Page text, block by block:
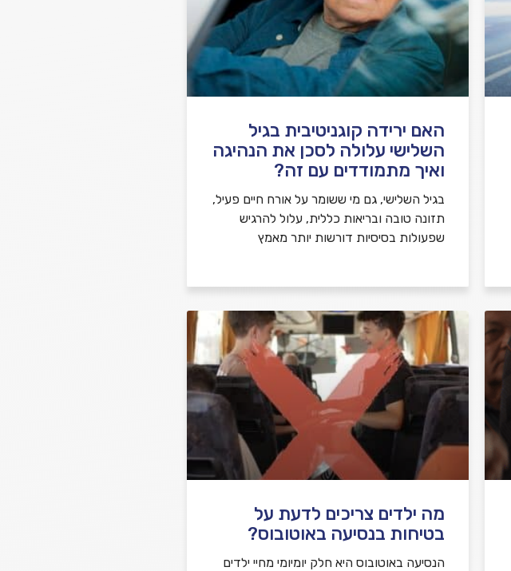
האם ירידה קוגניטיבית בגיל
השלישי עלולה לסכן את הנהיגה
ואיך מתמודדים עם זה?
בגיל השלישי, גם מי ששומר על אורח חיים פעיל,
תזונה טובה ובריאות כללית, עלול להרגיש
שפעולות בסיסיות דורשות יותר מאמץ
מה ילדים צריכים לדעת על
בטיחות בנסיעה באוטובוס?
הנסיעה באוטובוס היא חלק יומיומי מחיי ילדים